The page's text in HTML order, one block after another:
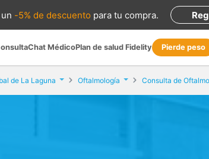
un -5% de descuento para tu compra.
Chat MédicoPlan de salud Fidelity Pierde peso
de La Laguna Oftalmología Consulta de